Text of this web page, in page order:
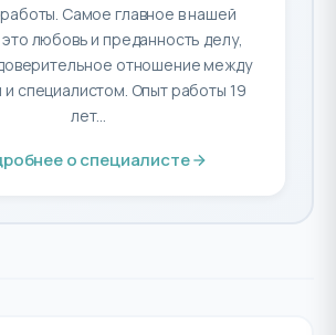
Самое главное в нашей
любовь и преданность делу,
отношение между
и специалистом. Опыт работы 19
лет...
о специалисте